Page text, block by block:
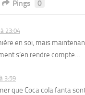
Pings 0
23:04
en soi, mais
s’en rendre compte…
3:59
que Coca cola fanta